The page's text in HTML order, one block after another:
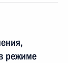
режиме